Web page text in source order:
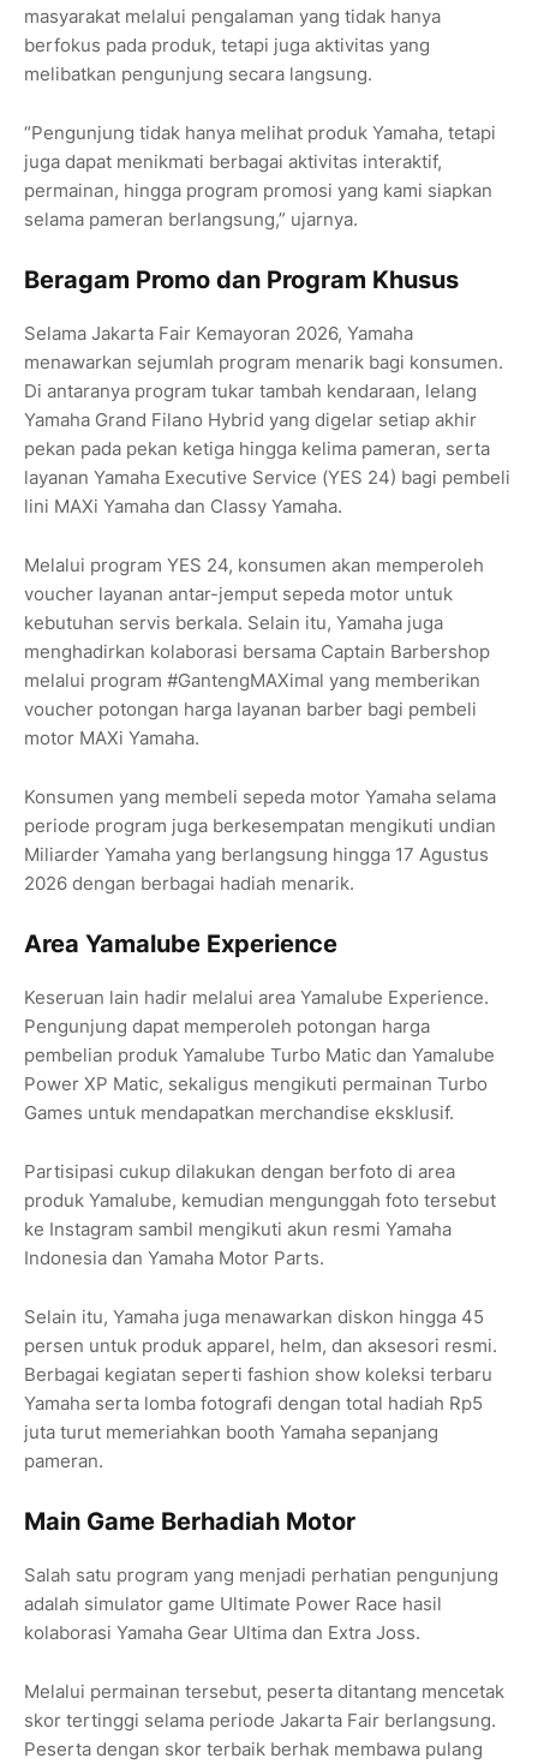
masyarakat melalui pengalaman yang tidak hanya
berfokus pada produk, tetapi juga aktivitas yang
melibatkan pengunjung secara langsung.
“Pengunjung tidak hanya melihat produk Yamaha, tetapi
juga dapat menikmati berbagai aktivitas interaktif,
permainan, hingga program promosi yang kami siapkan
selama pameran berlangsung,” ujarnya.
Beragam Promo dan Program Khusus
Selama Jakarta Fair Kemayoran 2026, Yamaha
menawarkan sejumlah program menarik bagi konsumen.
Di antaranya program tukar tambah kendaraan, lelang
Yamaha Grand Filano Hybrid yang digelar setiap akhir
pekan pada pekan ketiga hingga kelima pameran, serta
layanan Yamaha Executive Service (YES 24) bagi pembeli
lini MAXi Yamaha dan Classy Yamaha.
Melalui program YES 24, konsumen akan memperoleh
voucher layanan antar-jemput sepeda motor untuk
kebutuhan servis berkala. Selain itu, Yamaha juga
menghadirkan kolaborasi bersama Captain Barbershop
melalui program #GantengMAXimal yang memberikan
voucher potongan harga layanan barber bagi pembeli
motor MAXi Yamaha.
Konsumen yang membeli sepeda motor Yamaha selama
periode program juga berkesempatan mengikuti undian
Miliarder Yamaha yang berlangsung hingga 17 Agustus
2026 dengan berbagai hadiah menarik.
Area Yamalube Experience
Keseruan lain hadir melalui area Yamalube Experience.
Pengunjung dapat memperoleh potongan harga
pembelian produk Yamalube Turbo Matic dan Yamalube
Power XP Matic, sekaligus mengikuti permainan Turbo
Games untuk mendapatkan merchandise eksklusif.
Partisipasi cukup dilakukan dengan berfoto di area
produk Yamalube, kemudian mengunggah foto tersebut
ke Instagram sambil mengikuti akun resmi Yamaha
Indonesia dan Yamaha Motor Parts.
Selain itu, Yamaha juga menawarkan diskon hingga 45
persen untuk produk apparel, helm, dan aksesori resmi.
Berbagai kegiatan seperti fashion show koleksi terbaru
Yamaha serta lomba fotografi dengan total hadiah Rp5
juta turut memeriahkan booth Yamaha sepanjang
pameran.
Main Game Berhadiah Motor
Salah satu program yang menjadi perhatian pengunjung
adalah simulator game Ultimate Power Race hasil
kolaborasi Yamaha Gear Ultima dan Extra Joss.
Melalui permainan tersebut, peserta ditantang mencetak
skor tertinggi selama periode Jakarta Fair berlangsung.
Peserta dengan skor terbaik berhak membawa pulang